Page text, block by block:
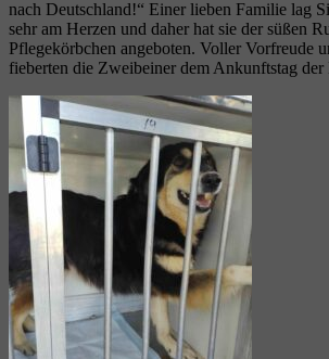
nach Deutschland!“ Einer lieben Familie lag
sehr am Herzen und daher hat sie der süßen
Pflegekörbchen angeboten. Voller Vorfreude
fieberten die Zweibeiner dem Ankunftstag der